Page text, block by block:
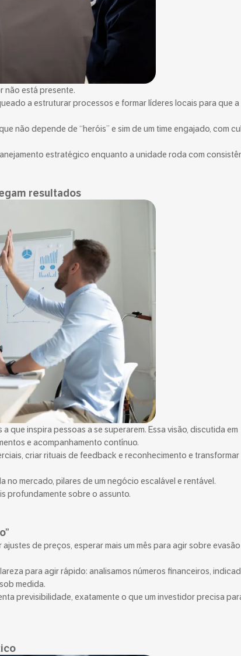
não está presente.
a estruturar processos e formar líderes locais para que a
não depende de “heróis” e sim de um time engajado, com
estratégico enquanto a unidade roda com
resultados
que inspira pessoas a se superarem. Essa visão, discutida em
e acompanhamento contínuo.
criar rituais de feedback e reconhecimento e transformar
no mercado, pilares de um negócio escalável e rentável.
profundamente sobre o assunto.
de preços, esperar mais um mês para agir sobre
para agir rápido: analisamos números financeiros,
medida.
previsibilidade, exatamente o que um investidor precisa